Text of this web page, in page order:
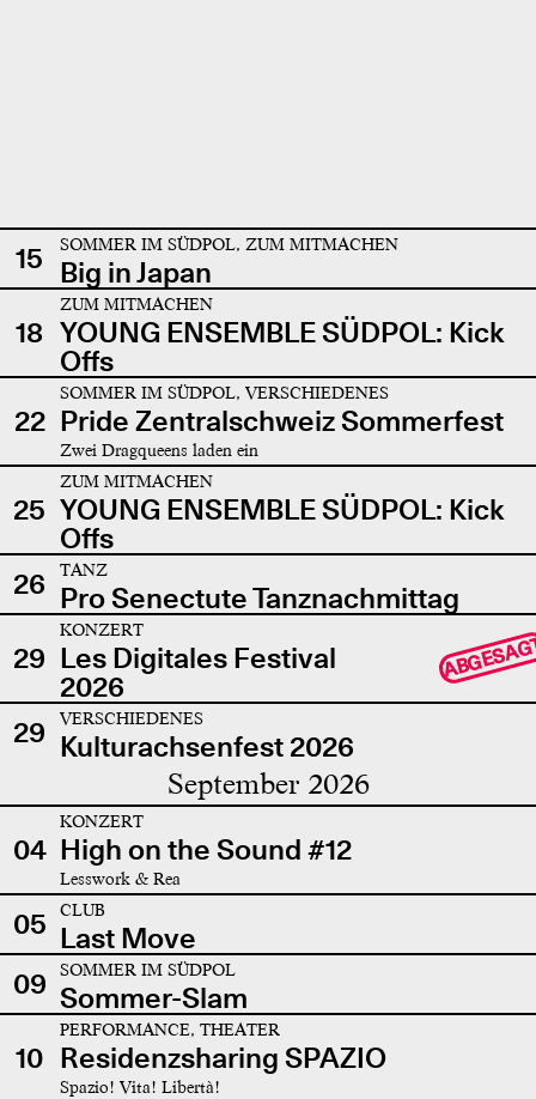
15 SOMMER IM SÜDPOL, ZUM MITMACHEN
Big in Japan
18
ZUM MITMACHEN
YOUNG ENSEMBLE SÜDPOL: Kick
Offs
22
SOMMER IM SÜDPOL, VERSCHIEDENES
Pride Zentralschweiz Sommerfest
Zwei Dragqueens laden ein
25
ZUM MITMACHEN
YOUNG ENSEMBLE SÜDPOL: Kick
Offs
26
TANZ
Pro Senectute Tanznachmittag
29
KONZERT
Les Digitales Festival
2026
29 VERSCHIEDENES
Kulturachsenfest 2026
September 2026
04
KONZERT
High on the Sound #12
Lesswork & Rea
05 CLUB
Last Move
09
SOMMER IM SÜDPOL
Sommer-Slam
10
PERFORMANCE, THEATER
Residenzsharing SPAZIO
Spazio! Vita! Libertà!